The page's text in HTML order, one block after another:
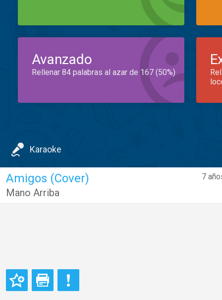
Avanzado
Rellenar 84 palabras al azar de 167 (50%)
Karaoke
7
Amigos (Cover)
Mano Arriba